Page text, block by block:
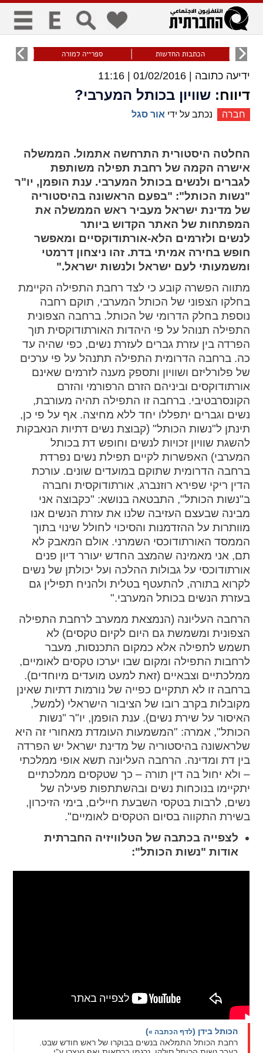
כללי
visibility_off
keyboard
ניווט מקלדת
zoom_out
התרחק
zoom_in
התקרב
גופנים
remove_circle_outline
Decrease font
add_circle_outline
Increase font
spellcheck
גופן קריא
ניגודיות צבעים
brightness_high
ניגודיות בהירה
brightness_low
ניגודיות כהה
קישורים
format_underlined
קו תחתי לקישורים
font_download
סימון קישורים
cached
איפוס
כל
ההגדרות
flag
השארת
משוב
הכתבות החדשות ספרייה למורה עוני
ידיעה כתובה |01/02/2016 | 11:16
דיווח: שוויון בכותל המערבי?
חברה נכתב על ידי אור סגל
החלטה היסטורית התרחשה אתמול. הממשלה
אישרה הקמה של רחבת תפילה משותפת
לגברים ולנשים בכותל המערבי. ענת הופמן, יו"ר
"נשות הכותל": "בפעם הראשונה בהיסטוריה
של מדינת ישראל מעביר ראש הממשלה את
המפתחות של האתר הקדוש ביותר
לנשים ולזרמים הלא-אורתודוקסיים ומאפשר
חופש בחירה אמיתי בדת. זהו ניצחון דרמטי
ומשמעותי לעם ישראל ולנשות ישראל."
מתווה הפשרה קובע כי לצד רחבת התפילה הקיימת
בחלקו הצפוני של הכותל המערבי, תוקם רחבה
נוספת בחלק הדרומי של הכותל. ברחבה הצפונית
התפילה תנוהל על פי היהדות האורתודוקסית תוך
הפרדה בין עזרת גברים לעזרת נשים, כפי שהיה עד
כה. ברחבה הדרומית התפילה תתנהל על פי ערכים
של פלורליזם ושוויון ותספק מענה לזרמים שאינם
אורתודוקסים וביניהם הזרם הרפורמי והזרם
הקונסרבטיבי. ברחבה זו התפילה תהיה מעורבת,
נשים וגברים יתפללו יחד ללא מחיצה. אף על פי כן,
תינתן ל"נשות הכותל" (קבוצת נשים דתיות הנאבקות
להשגת שוויון זכויות לנשים וחופש דת בכותל
המערבי) האפשרות לקיים תפילת נשים נפרדת
ברחבה הדרומית שתוקם במועדים שונים. עורכת
הדין ריקי שפירא רוזנברג, אורתודוקסית וחברה
ב"נשות הכותל", התבטאה בנושא: "כקבוצה אני
מבינה שבעצם העזיבה שלנו את עזרת הנשים אנו
מוותרות על ההזדמנות והסיכוי לחולל שינוי בתוך
הממסד האורתודוכסי השמרני. אולם המאבק לא
תם, אני מאמינה שהמצב החדש יעורר דיון פנים
אורתודוכסי על גבולות ההלכה ועל יכולתן של נשים
לקרוא בתורה, להתעטף בטלית ולהניח תפילין גם
בעזרת הנשים בכותל המערבי."
הרחבה העליונה (הנמצאת ממערב לרחבת התפילה
הצפונית ומשמשת גם היום לקיום טקסים) לא
תשמש לתפילה אלא כמקום התכנסות, מעבר
לרחבות התפילה ומקום שבו יערכו טקסים לאומיים,
ממלכתיים וצבאיים (זאת למעט מועדים מיוחדים).
ברחבה זו לא תתקיים כפייה של נורמות דתיות שאינן
מקובלות בקרב רובו של הציבור הישראלי (למשל,
האיסור על שירת נשים). ענת הופמן, יו"ר "נשות
הכותל", אמרה: "המשמעות העומדת מאחורי זה היא
שלראשונה בהיסטוריה של מדינת ישראל יש הפרדה
בין דת ומדינה. הרחבה העליונה תשא אופי ממלכתי
– ולא יחול בה דין תורה – כך שטקסים ממלכתיים
יתקיימו בנוכחות נשים ובהשתתפות פעילה של
נשים, לרבות בטקסי השבעת חיילים, בימי הזיכרון,
בשירת התקווה בסיום הטקסים לאומיים".
לצפייה בכתבה של הטלוויזיה החברתית
אודות "נשות הכותל":
הכותל בידן (לדף הכתבה »)
רחבת הכותל התמלאה בנשים בבוקרו של ראש חודש שבט.